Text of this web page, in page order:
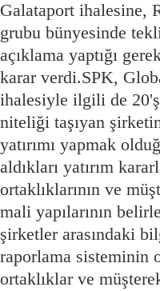
Galataport ihalesine,
grubu bünyesinde
açıklama yaptığı
karar verdi.SPK,
ihalesiyle ilgili de
niteliği taşıyan
yatırımı yapmak
aldıkları yatırım
ortaklıklarının ve
mali yapılarının
şirketler arasındaki
raporlama sisteminin
ortaklıklar ve